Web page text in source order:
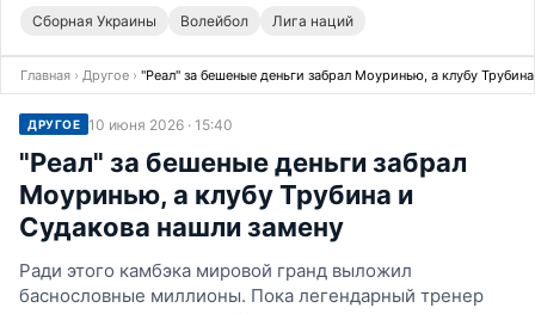
Сборная Украины Волейбол Лига наций
Главная › Другое › "Реал" за бешеные деньги забрал Моуринью, а клубу
ДРУГОЕ 10 июня 2026 · 15:40
"Реал" за бешеные деньги забрал
Моуринью, а клубу Трубина и
Судакова нашли замену
Ради этого камбэка мировой гранд выложил
баснословные миллионы. Пока легендарный тренер